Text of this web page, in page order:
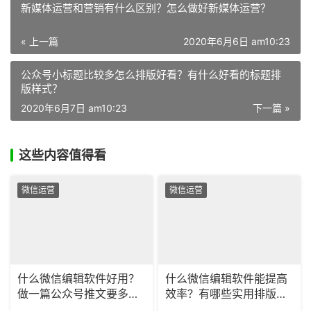
新媒体运营和营销有什么区别？怎么做好新媒体运营？
« 上一篇 2020年6月6日 am10:23
公众号小标题比较多怎么排版好看？有什么好看的标题排
版样式？
下一篇 »
2020年6月7日 am10:23
这些内容值得看
微信运营
什么微信编辑软件好用？
做一篇公众号推文要多
微信运营
什么微信编辑软件能提高
效率？有哪些实用排版小